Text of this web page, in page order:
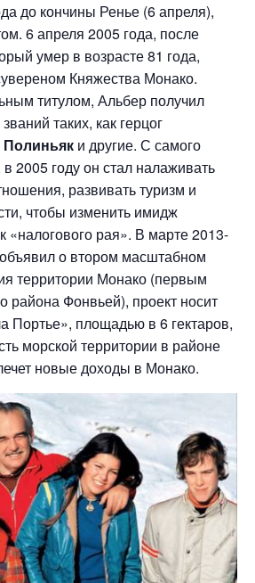
до кончины Ренье (6 апреля),
6 апреля 2005 года, после
умер в возрасте 81 года,
Княжества Монако.
титулом, Альбер получил
таких, как герцог
Полиньяк и другие. С самого
2005 году он стал налаживать
развивать туризм и
чтобы изменить имидж
«налогового рая». В марте 2013-
объявил о втором масштабном
территории Монако (первым
района Фонвьей), проект носит
Портье», площадью в 6 гектаров,
морской территории в районе
новые доходы в Монако.